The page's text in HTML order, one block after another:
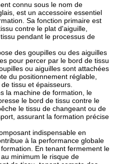
connu sous le nom de
est un accessoire essentiel
Sa fonction primaire est
contre le plat d'aiguille,
pendant le processus de
des goupilles ou des aiguilles
pour percer par le bord de tissu
ou aiguilles sont attachées
du positionnement réglable,
tissu et épaisseurs.
la machine de formation, le
le bord de tissu contre le
le tissu de changeant ou de
assurant la formation précise
indispensable en
à la performance globale
En tenant fermement le
minimum le risque de